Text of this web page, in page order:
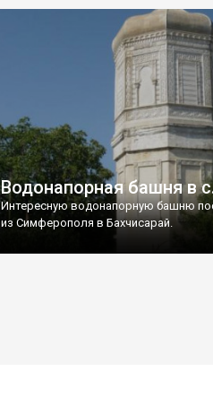
Водонапорная башня в
Интересную водонапорную башню
из Симферополя в Бахчисарай.